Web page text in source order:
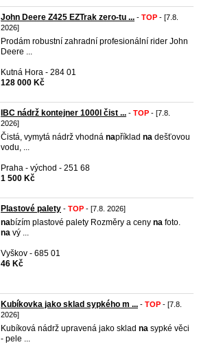
John Deere Z425 EZTrak zero-tu ... - TOP - [7.8.
2026]
Prodám robustní zahradní profesionální rider John
Deere ...
Kutná Hora - 284 01
128 000 Kč
IBC nádrž kontejner 1000l čist ... - TOP - [7.8.
2026]
Čistá, vymytá nádrž vhodná například na dešťovou
vodu, ...
Praha - východ - 251 68
1 500 Kč
Plastové palety - TOP - [7.8. 2026]
nabízím plastové palety Rozměry a ceny na foto.
na vý ...
Vyškov - 685 01
46 Kč
Kubíkovka jako sklad sypkého m ... - TOP - [7.8.
2026]
Kubíková nádrž upravená jako sklad na sypké věci
- pele ...